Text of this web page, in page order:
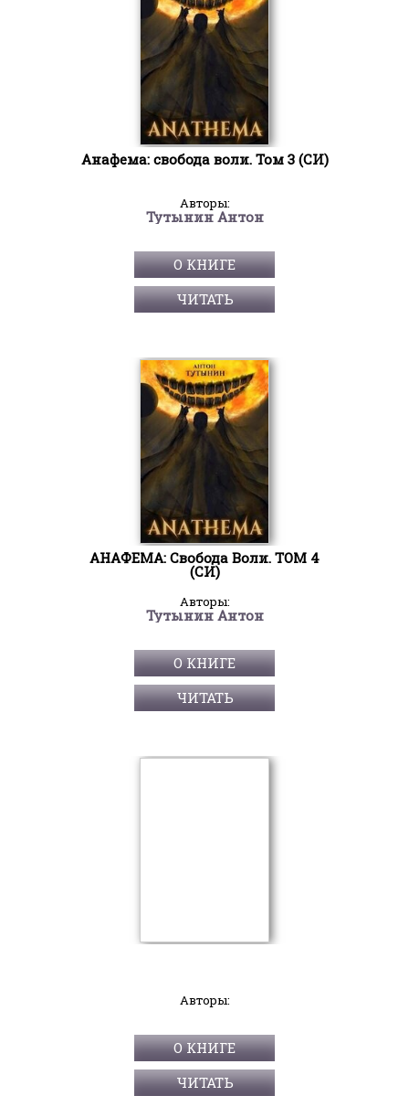
Анафема: свобода воли. Том 3 (СИ)
Авторы:
Тутынин Антон
О КНИГЕ
ЧИТАТЬ
АНАФЕМА: Свобода Воли. ТОМ 4
(СИ)
Авторы:
Тутынин Антон
О КНИГЕ
ЧИТАТЬ
Авторы:
О КНИГЕ
ЧИТАТЬ